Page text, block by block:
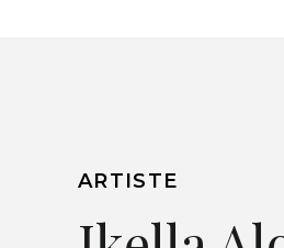
ARTISTE